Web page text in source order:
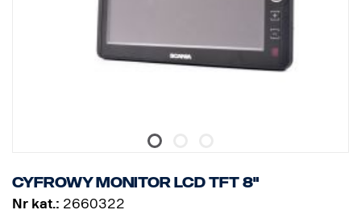
Cyfrowy monitor LCD TFT 8"
Nr kat.: 2660322